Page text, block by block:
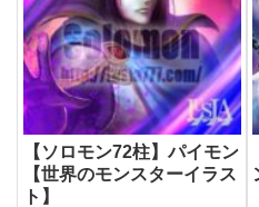
【ソロモン72柱】パイモン
【世界のモンスターイラス
ト】